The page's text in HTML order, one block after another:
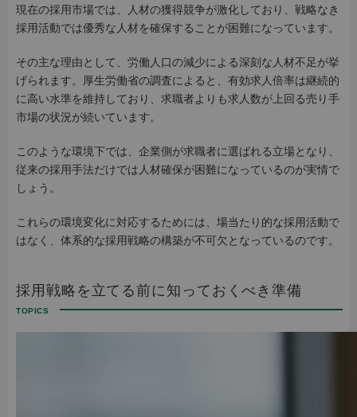
現在の採用市場では、人材の獲得競争が激化しており、戦略なき
採用活動では優秀な人材を確保することが困難になっています。
その主な理由として、労働人口の減少による深刻な人材不足が挙
げられます。厚生労働省の調査によると、有効求人倍率は継続的
に高い水準を維持しており、求職者よりも求人数が上回る売り手
市場の状況が続いています。
このような環境下では、企業側が求職者に選ばれる立場となり、
従来の採用手法だけでは人材確保が困難になっているのが実情で
しょう。
これらの環境変化に対応するためには、場当たり的な採用活動で
はなく、体系的な採用戦略の構築が不可欠となっているのです。
採用戦略を立てる前に知っておくべき準備